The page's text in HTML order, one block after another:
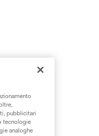
pubblicitari
tecnologie
analoghe